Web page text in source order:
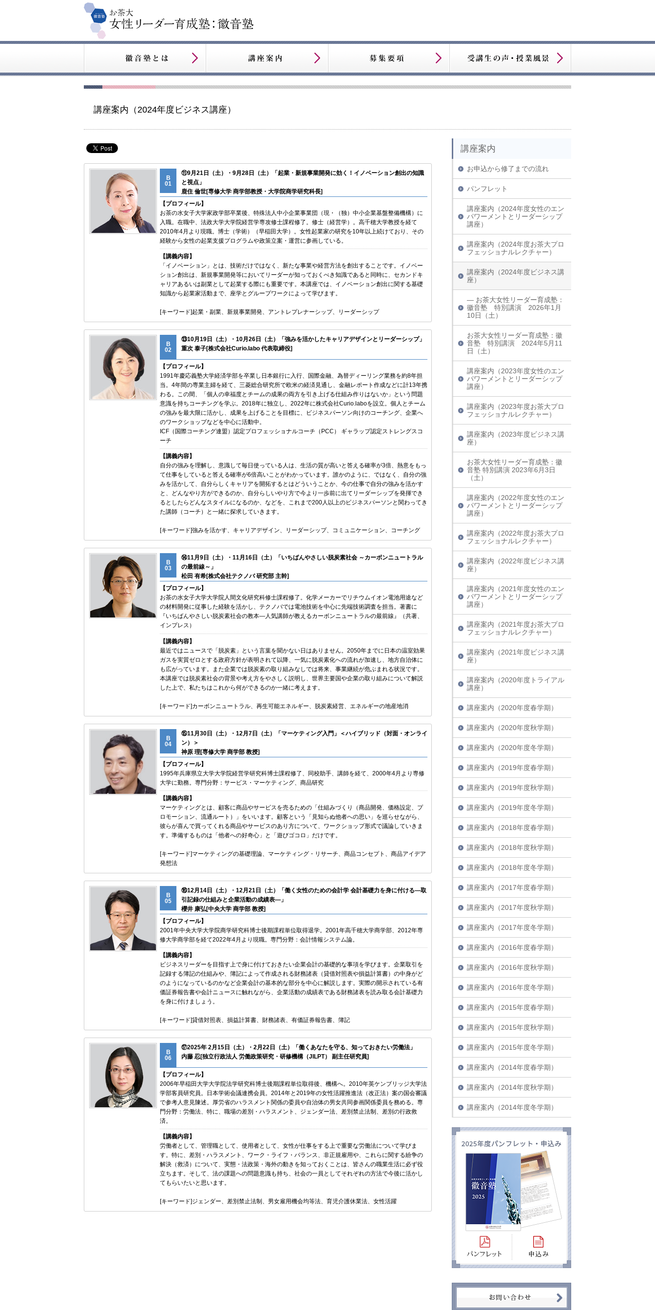
講座案内（2024年度ビジネス講座）
B
01
⑪9月21日（土）・9月28日（土）「起業・新規事業開発に効く！イノベーション創出の知識
と視点」
鹿住 倫世[専修大学 商学部教授・大学院商学研究科長]
【プロフィール】
お茶の水女子大学家政学部卒業後、特殊法人中小企業事業団（現・（独）中小企業基盤整備機構）に
入職。在職中、法政大学大学院経営学専攻修士課程修了。修士（経営学）。高千穂大学教授を経て
2010年4月より現職。博士（学術）（早稲田大学）。女性起業家の研究を10年以上続けており、その
経験から女性の起業支援プログラムや政策立案・運営に参画している。
【講義内容】
「イノベーション」とは、技術だけではなく、新たな事業や経営方法を創出することです。イノベー
ション創出は、新規事業開発等においてリーダーが知っておくべき知識であると同時に、セカンドキ
ャリアあるいは副業として起業する際にも重要です。本講座では、イノベーション創出に関する基礎
知識から起業家活動まで、座学とグループワークによって学びます。
[キーワード]起業・副業、新規事業開発、アントレプレナーシップ、リーダーシップ
B
02
⑬10月19日（土）・10月26日（土）「強みを活かしたキャリアデザインとリーダーシップ」
重次 泰子[株式会社Curio.labo 代表取締役]
【プロフィール】
1991年慶応義塾大学経済学部を卒業し日本銀行に入行、国際金融、為替ディーリング業務を約8年担
当。4年間の専業主婦を経て、三菱総合研究所で欧米の経済見通し、金融レポート作成などに計13年携
わる。この間、「個人の幸福度とチームの成果の両方を引き上げる仕組み作りはないか」という問題
意識を持ちコーチングを学ぶ。2018年に独立し、2022年に株式会社Curio.laboを設立。個人とチーム
の強みを最大限に活かし、成果を上げることを目標に、ビジネスパーソン向けのコーチング、企業へ
のワークショップなどを中心に活動中。
ICF（国際コーチング連盟）認定プロフェッショナルコーチ（PCC） ギャラップ認定ストレングスコ
ーチ
【講義内容】
自分の強みを理解し、意識して毎日使っている人は、生活の質が高いと答える確率が3倍、熱意をもっ
て仕事をしていると答える確率が6倍高いことがわかっています。誰かのように、ではなく、自分の強
みを活かして、自分らしくキャリアを開拓するとはどういうことか、今の仕事で自分の強みを活かす
と、どんなやり方ができるのか、自分らしいやり方で今より一歩前に出てリーダーシップを発揮でき
るとしたらどんなスタイルになるのか、などを、これまで200人以上のビジネスパーソンと関わってき
た講師（コーチ）と一緒に探求していきます。
[キーワード]強みを活かす、キャリアデザイン、リーダーシップ、コミュニケーション、コーチング
B
03
⑭11月9日（土）・11月16日（土）「いちばんやさしい脱炭素社会 ～カーボンニュートラル
の最前線～」
松田 有希[株式会社テクノバ 研究部 主幹]
【プロフィール】
お茶の水女子大学大学院人間文化研究科修士課程修了。化学メーカーでリチウムイオン電池用途など
の材料開発に従事した経験を活かし、テクノバでは電池技術を中心に先端技術調査を担当。著書に
『いちばんやさしい脱炭素社会の教本―人気講師が教えるカーボンニュートラルの最前線』（共著、
インプレス）
【講義内容】
最近ではニュースで「脱炭素」という言葉を聞かない日はありません。2050年までに日本の温室効果
ガスを実質ゼロとする政府方針が表明されて以降、一気に脱炭素化への流れが加速し、地方自治体に
も広がっています。また企業では脱炭素の取り組みなしでは将来、事業継続が危ぶまれる状況です。
本講座では脱炭素社会の背景や考え方をやさしく説明し、世界主要国や企業の取り組みについて解説
した上で、私たちはこれから何ができるのか一緒に考えます。
[キーワード]カーボンニュートラル、再生可能エネルギー、脱炭素経営、エネルギーの地産地消
B
04
⑮11月30日（土）・12月7日（土）「マーケティング入門」＜ハイブリッド（対面・オンライ
ン）＞
神原 理[専修大学 商学部 教授]
【プロフィール】
1995年兵庫県立大学大学院経営学研究科博士課程修了、同校助手、講師を経て、2000年4月より専修
大学に勤務。専門分野：サービス・マーケティング、商品研究
【講義内容】
マーケティングとは、顧客に商品やサービスを売るための「仕組みづくり（商品開発、価格設定、プ
ロモーション、流通ルート）」をいいます。顧客という「見知らぬ他者への思い」を巡らせながら、
彼らが喜んで買ってくれる商品やサービスのあり方について、ワークショップ形式で議論していきま
す。準備するものは「他者への好奇心」と「遊びゴコロ」だけです。
[キーワード]マーケティングの基礎理論、マーケティング・リサーチ、商品コンセプト、商品アイデア
発想法
B
05
⑯12月14日（土）・12月21日（土）「働く女性のための会計学 会計基礎力を身に付ける―取
引記録の仕組みと企業活動の成績表―」
櫻井 康弘[中央大学 商学部 教授]
【プロフィール】
2001年中央大学大学院商学研究科博士後期課程単位取得退学。2001年高千穂大学商学部、2012年専
修大学商学部を経て2022年4月より現職。専門分野：会計情報システム論。
【講義内容】
ビジネスリーダーを目指す上で身に付けておきたい企業会計の基礎的な事項を学びます。企業取引を
記録する簿記の仕組みや、簿記によって作成される財務諸表（貸借対照表や損益計算書）の中身がど
のようになっているのかなど企業会計の基本的な部分を中心に解説します。実際の開示されている有
価証券報告書や会計ニュースに触れながら、企業活動の成績表である財務諸表を読み取る会計基礎力
を身に付けましょう。
[キーワード]貸借対照表、損益計算書、財務諸表、有価証券報告書、簿記
B
06
⑰2025年 2月15日（土）・2月22日（土）「働くあなたを守る、知っておきたい労働法」
内藤 忍[独立行政法人 労働政策研究・研修機構（JILPT） 副主任研究員]
【プロフィール】
2006年早稲田大学大学院法学研究科博士後期課程単位取得後、機構へ。2010年英ケンブリッジ大学法
学部客員研究員。日本学術会議連携会員。2014年と2019年の女性活躍推進法（改正法）案の国会審議
で参考人意見陳述。厚労省のハラスメント関係の委員や自治体の男女共同参画関係委員を務める。専
門分野：労働法、特に、職場の差別・ハラスメント、ジェンダー法、差別禁止法制、差別の行政救
済。
【講義内容】
労働者として、管理職として、使用者として、女性が仕事をする上で重要な労働法について学びま
す。特に、差別・ハラスメント、ワーク・ライフ・バランス、非正規雇用や、これらに関する紛争の
解決（救済）について、実態・法政策・海外の動きを知っておくことは、皆さんの職業生活に必ず役
立ちます。そして、法の課題への問題意識も持ち、社会の一員としてそれぞれの方法で今後に活かし
てもらいたいと思います。
[キーワード]ジェンダー、差別禁止法制、男女雇用機会均等法、育児介護休業法、女性活躍
講座案内
お申込から修了までの流れ
パンフレット
講座案内（2024年度女性のエン
パワーメントとリーダーシップ
講座）
講座案内（2024年度お茶大プロ
フェッショナルレクチャー）
講座案内（2024年度ビジネス講
座）
— お茶大女性リーダー育成塾：
徽音塾 特別講演 2026年1月
10日（土）
お茶大女性リーダー育成塾：徽
音塾 特別講演 2024年5月11
日（土）
講座案内（2023年度女性のエン
パワーメントとリーダーシップ
講座）
講座案内（2023年度お茶大プロ
フェッショナルレクチャー）
講座案内（2023年度ビジネス講
座）
お茶大女性リーダー育成塾：徽
音塾 特別講演 2023年6月3日
（土）
講座案内（2022年度女性のエン
パワーメントとリーダーシップ
講座）
講座案内（2022年度お茶大プロ
フェッショナルレクチャー）
講座案内（2022年度ビジネス講
座）
講座案内（2021年度女性のエン
パワーメントとリーダーシップ
講座）
講座案内（2021年度お茶大プロ
フェッショナルレクチャー）
講座案内（2021年度ビジネス講
座）
講座案内（2020年度トライアル
講座）
講座案内（2020年度春学期）
講座案内（2020年度秋学期）
講座案内（2020年度冬学期）
講座案内（2019年度春学期）
講座案内（2019年度秋学期）
講座案内（2019年度冬学期）
講座案内（2018年度春学期）
講座案内（2018年度秋学期）
講座案内（2018年度冬学期）
講座案内（2017年度春学期）
講座案内（2017年度秋学期）
講座案内（2017年度冬学期）
講座案内（2016年度春学期）
講座案内（2016年度秋学期）
講座案内（2016年度冬学期）
講座案内（2015年度春学期）
講座案内（2015年度秋学期）
講座案内（2015年度冬学期）
講座案内（2014年度春学期）
講座案内（2014年度秋学期）
講座案内（2014年度冬学期）